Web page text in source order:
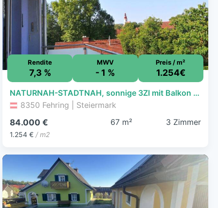
Rendite
7,3 %
MWV
- 1 %
Preis / m²
1.254€
NATURNAH-STADTNAH, sonnige 3ZI mit Balkon 3./letzter Stock, schöne Aussichtslage, Carport
8350 Fehring | Steiermark
84.000 €
1.254 € / m2
67 m² 3 Zimmer